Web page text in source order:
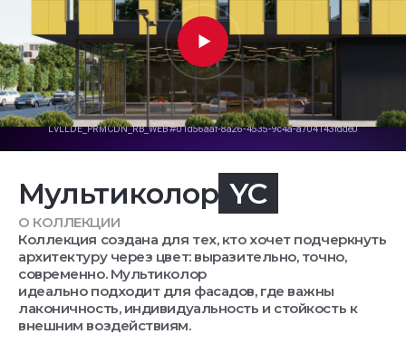
Мультиколор YC
О КОЛЛЕКЦИИ
Коллекция создана для тех, кто хочет подчеркнуть
архитектуру через цвет: выразительно, точно,
современно. Мультиколор
идеально подходит для фасадов, где важны
лаконичность, индивидуальность и стойкость к
внешним воздействиям.